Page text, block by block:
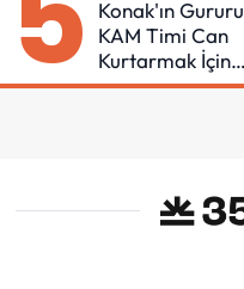
Konak'ın Gururu
KAM Timi Can
Kurtarmak İçin
Demir Aldı